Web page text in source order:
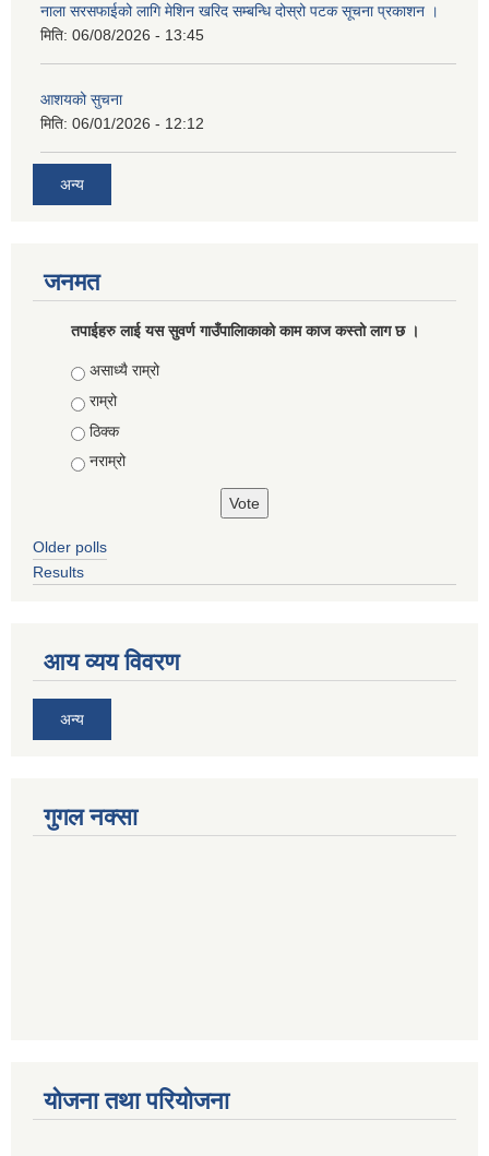
नाला सरसफाईको लागि मेशिन खरिद सम्बन्धि दोस्रो पटक सूचना प्रकाशन ।
मिति: 06/08/2026 - 13:45
आशयको सुचना
मिति: 06/01/2026 - 12:12
अन्य
जनमत
तपाईहरु लाई यस सुवर्ण गाउँपालिाकाको काम काज कस्तो लाग छ ।
Choices
असाध्यै राम्रो
राम्रो
ठिक्क
नराम्रो
Older polls
Results
आय व्यय विवरण
अन्य
गुगल नक्सा
योजना तथा परियोजना